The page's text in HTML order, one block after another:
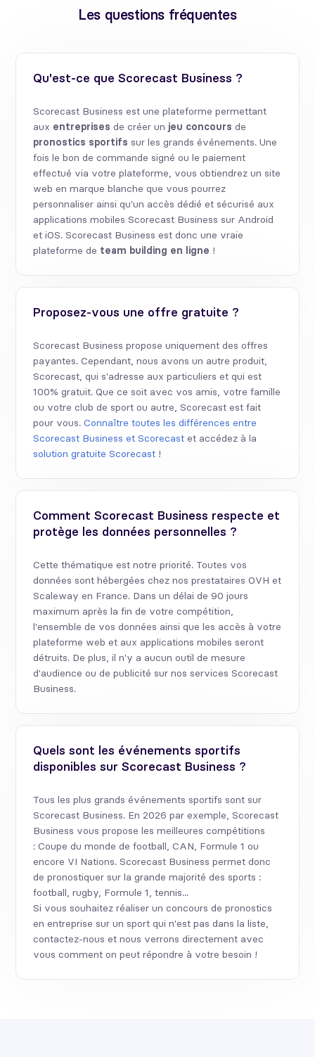
Les questions fréquentes
Qu'est-ce que Scorecast Business ?
Scorecast Business est une plateforme permettant
aux entreprises de créer un jeu concours de
pronostics sportifs sur les grands événements. Une
fois le bon de commande signé ou le paiement
effectué via votre plateforme, vous obtiendrez un site
web en marque blanche que vous pourrez
personnaliser ainsi qu'un accès dédié et sécurisé aux
applications mobiles Scorecast Business sur Android
et iOS. Scorecast Business est donc une vraie
plateforme de team building en ligne !
Proposez-vous une offre gratuite ?
Scorecast Business propose uniquement des offres
payantes. Cependant, nous avons un autre produit,
Scorecast, qui s'adresse aux particuliers et qui est
100% gratuit. Que ce soit avec vos amis, votre famille
ou votre club de sport ou autre, Scorecast est fait
pour vous.Connaître toutes les différences entre
Scorecast Business et Scorecast et accédez à la
solution gratuite Scorecast !
Comment Scorecast Business respecte et
protège les données personnelles ?
Cette thématique est notre priorité. Toutes vos
données sont hébergées chez nos prestataires OVH et
Scaleway en France. Dans un délai de 90 jours
maximum après la fin de votre compétition,
l'ensemble de vos données ainsi que les accès à votre
plateforme web et aux applications mobiles seront
détruits. De plus, il n'y a aucun outil de mesure
d'audience ou de publicité sur nos services Scorecast
Business.
Quels sont les événements sportifs
disponibles sur Scorecast Business ?
Tous les plus grands événements sportifs sont sur
Scorecast Business. En 2026 par exemple, Scorecast
Business vous propose les meilleures compétitions
: Coupe du monde de football, CAN, Formule 1 ou
encore VI Nations. Scorecast Business permet donc
de pronostiquer sur la grande majorité des sports :
football, rugby, Formule 1, tennis...
Si vous souhaitez réaliser un concours de pronostics
en entreprise sur un sport qui n'est pas dans la liste,
contactez-nous et nous verrons directement avec
vous comment on peut répondre à votre besoin !